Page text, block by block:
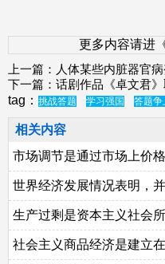
更多内容请进
上一篇： 人体某些内脏器官
下一篇： 话剧作品《卓文君
tag： 挑战答题 学习强国 答题争
相关内容
市场调节是通过市场上价
世界经济发展情况表明，
生产过剩是资本主义社会
社会主义商品经济是建立